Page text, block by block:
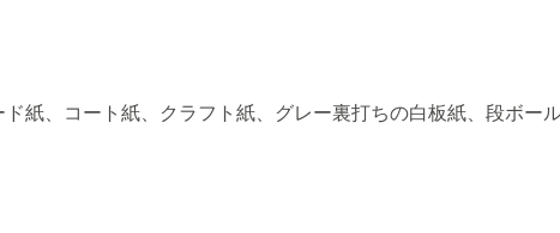
紙、コート紙、クラフト紙、グレー裏打ちの白板紙、段ボー